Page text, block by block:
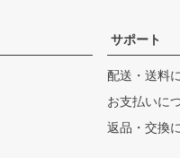
サポート
配送・送料
お支払いに
返品・交換